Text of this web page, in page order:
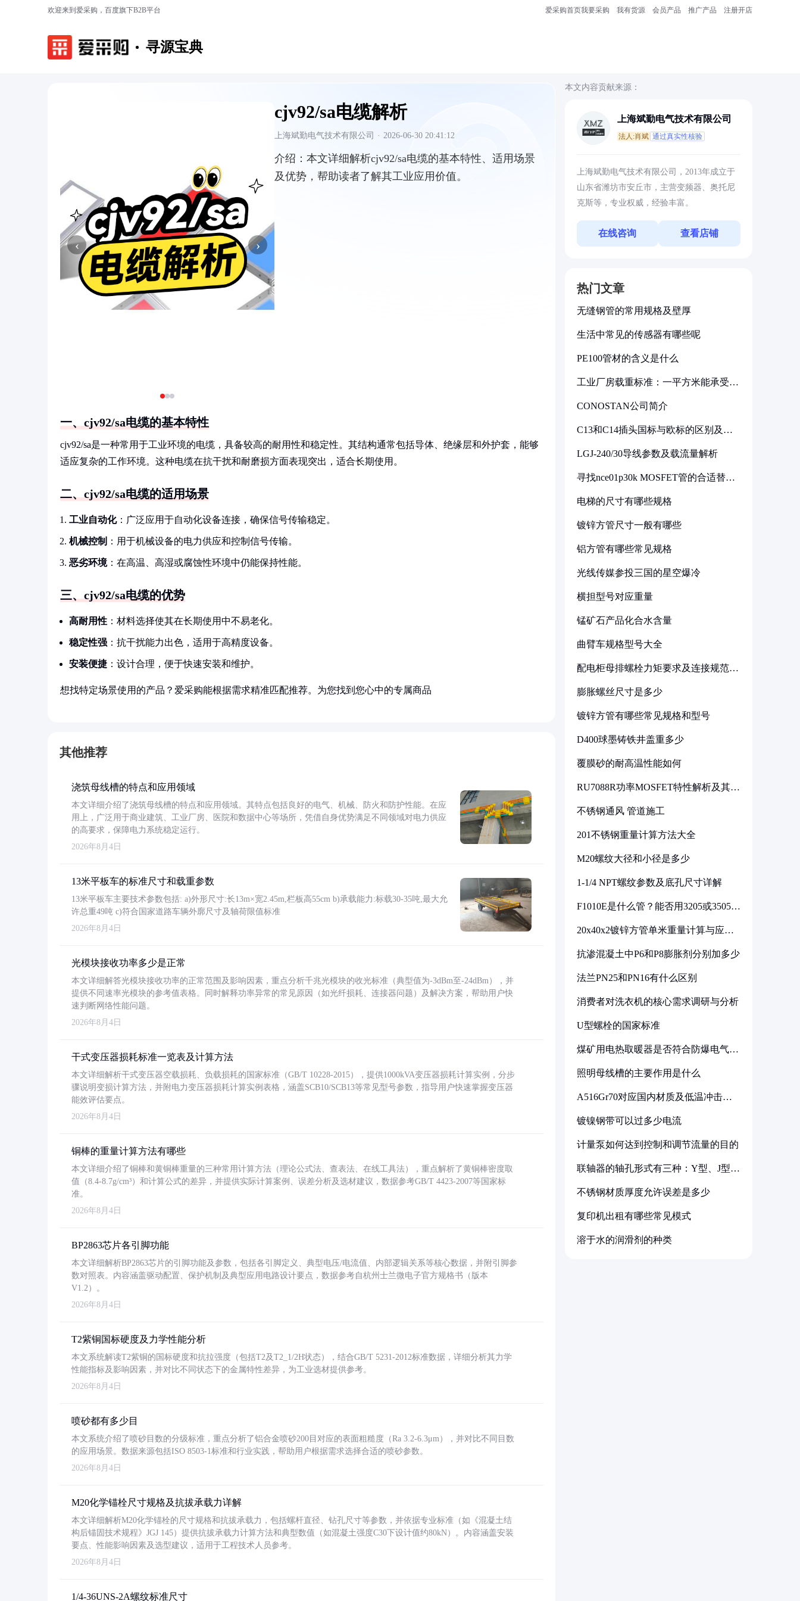
欢迎来到爱采购，百度旗下B2B平台 爱采购首页我要采购 我有货源 会员产品 推广产品 注册开店
寻源宝典
‹ ›
cjv92/sa电缆解析
上海斌勤电气技术有限公司 · 2026-06-30 20:41:12
介绍： 本文详细解析cjv92/sa电缆的基本特性、适用场景
及优势，帮助读者了解其工业应用价值。
一、cjv92/sa电缆的基本特性
cjv92/sa是一种常用于工业环境的电缆，具备较高的耐用性和稳定性。其结构通常包括导体、绝缘层和外护套，能够
适应复杂的工作环境。这种电缆在抗干扰和耐磨损方面表现突出，适合长期使用。
二、cjv92/sa电缆的适用场景
工业自动化：广泛应用于自动化设备连接，确保信号传输稳定。
机械控制 ：用于机械设备的电力供应和控制信号传输。
恶劣环境：在高温、高湿或腐蚀性环境中仍能保持性能。
三、cjv92/sa电缆的优势
高耐用性 ：材料选择使其在长期使用中不易老化。
稳定性强 ：抗干扰能力出色，适用于高精度设备。
安装便捷 ：设计合理，便于快速安装和维护。
想找特定场景使用的产品？爱采购能根据需求精准匹配推荐。为您找到您心中的专属商品
其他推荐
浇筑母线槽的特点和应用领域
本文详细介绍了浇筑母线槽的特点和应用领域。其特点包括良好的电气、机械、防火和防护性能。在应
用上，广泛用于商业建筑、工业厂房、医院和数据中心等场所，凭借自身优势满足不同领域对电力供应
的高要求，保障电力系统稳定运行。
2026年8月4日
13米平板车的标准尺寸和载重参数
13米平板车主要技术参数包括: a)外形尺寸:长13m×宽2.45m,栏板高55cm b)承载能力:标载30-35吨,最大允
许总重49吨 c)符合国家道路车辆外廓尺寸及轴荷限值标准
2026年8月4日
光模块接收功率多少是正常
本文详细解答光模块接收功率的正常范围及影响因素，重点分析千兆光模块的收光标准（典型值为-3dBm至-24dBm），并
提供不同速率光模块的参考值表格。同时解释功率异常的常见原因（如光纤损耗、连接器问题）及解决方案，帮助用户快
速判断网络性能问题。
2026年8月4日
干式变压器损耗标准一览表及计算方法
本文详细解析干式变压器空载损耗、负载损耗的国家标准（GB/T 10228-2015），提供1000kVA变压器损耗计算实例，分步
骤说明变损计算方法，并附电力变压器损耗计算实例表格，涵盖SCB10/SCB13等常见型号参数，指导用户快速掌握变压器
能效评估要点。
2026年8月4日
铜棒的重量计算方法有哪些
本文详细介绍了铜棒和黄铜棒重量的三种常用计算方法（理论公式法、查表法、在线工具法），重点解析了黄铜棒密度取
值（8.4-8.7g/cm³）和计算公式的差异，并提供实际计算案例、误差分析及选材建议，数据参考GB/T 4423-2007等国家标
准。
2026年8月4日
BP2863芯片各引脚功能
本文详细解析BP2863芯片的引脚功能及参数，包括各引脚定义、典型电压/电流值、内部逻辑关系等核心数据，并附引脚参
数对照表。内容涵盖驱动配置、保护机制及典型应用电路设计要点，数据参考自杭州士兰微电子官方规格书（版本
V1.2）。
2026年8月4日
T2紫铜国标硬度及力学性能分析
本文系统解读T2紫铜的国标硬度和抗拉强度（包括T2及T2_1/2H状态），结合GB/T 5231-2012标准数据，详细分析其力学
性能指标及影响因素，并对比不同状态下的金属特性差异，为工业选材提供参考。
2026年8月4日
喷砂都有多少目
本文系统介绍了喷砂目数的分级标准，重点分析了铝合金喷砂200目对应的表面粗糙度（Ra 3.2-6.3μm），并对比不同目数
的应用场景。数据来源包括ISO 8503-1标准和行业实践，帮助用户根据需求选择合适的喷砂参数。
2026年8月4日
M20化学锚栓尺寸规格及抗拔承载力详解
本文详细解析M20化学锚栓的尺寸规格和抗拔承载力，包括螺杆直径、钻孔尺寸等参数，并依据专业标准（如《混凝土结
构后锚固技术规程》JGJ 145）提供抗拔承载力计算方法和典型数值（如混凝土强度C30下设计值约80kN）。内容涵盖安装
要点、性能影响因素及选型建议，适用于工程技术人员参考。
2026年8月4日
1/4-36UNS-2A螺纹标准尺寸
本文内容贡献来源：
上海斌勤电气技术有限公司
法人:肖斌 通过真实性核验
上海斌勤电气技术有限公司，2013年成立于
山东省潍坊市安丘市，主营变频器、奥托尼
克斯等，专业权威，经验丰富。
在线咨询 查看店铺
热门文章
无缝钢管的常用规格及壁厚
生活中常见的传感器有哪些呢
PE100管材的含义是什么
工业厂房载重标准：一平方米能承受多
CONOSTAN公司简介
C13和C14插头国标与欧标的区别及其
LGJ-240/30导线参数及载流量解析
寻找nce01p30k MOSFET管的合适替代
电梯的尺寸有哪些规格
镀锌方管尺寸一般有哪些
铝方管有哪些常见规格
光线传媒参投三国的星空爆冷
横担型号对应重量
锰矿石产品化合水含量
曲臂车规格型号大全
配电柜母排螺栓力矩要求及连接规范详
膨胀螺丝尺寸是多少
镀锌方管有哪些常见规格和型号
D400球墨铸铁井盖重多少
覆膜砂的耐高温性能如何
RU7088R功率MOSFET特性解析及其在
不锈钢通风 管道施工
201不锈钢重量计算方法大全
M20螺纹大径和小径是多少
1-1/4 NPT螺纹参数及底孔尺寸详解
F1010E是什么管？能否用3205或3505代
20x40x2镀锌方管单米重量计算与应用
抗渗混凝土中P6和P8膨胀剂分别加多少
法兰PN25和PN16有什么区别
消费者对洗衣机的核心需求调研与分析
U型螺栓的国家标准
煤矿用电热取暖器是否符合防爆电气设
照明母线槽的主要作用是什么
A516Gr70对应国内材质及低温冲击要
镀镍钢带可以过多少电流
计量泵如何达到控制和调节流量的目的
联轴器的轴孔形式有三种：Y型、J型、
不锈钢材质厚度允许误差是多少
复印机出租有哪些常见模式
溶于水的润滑剂的种类